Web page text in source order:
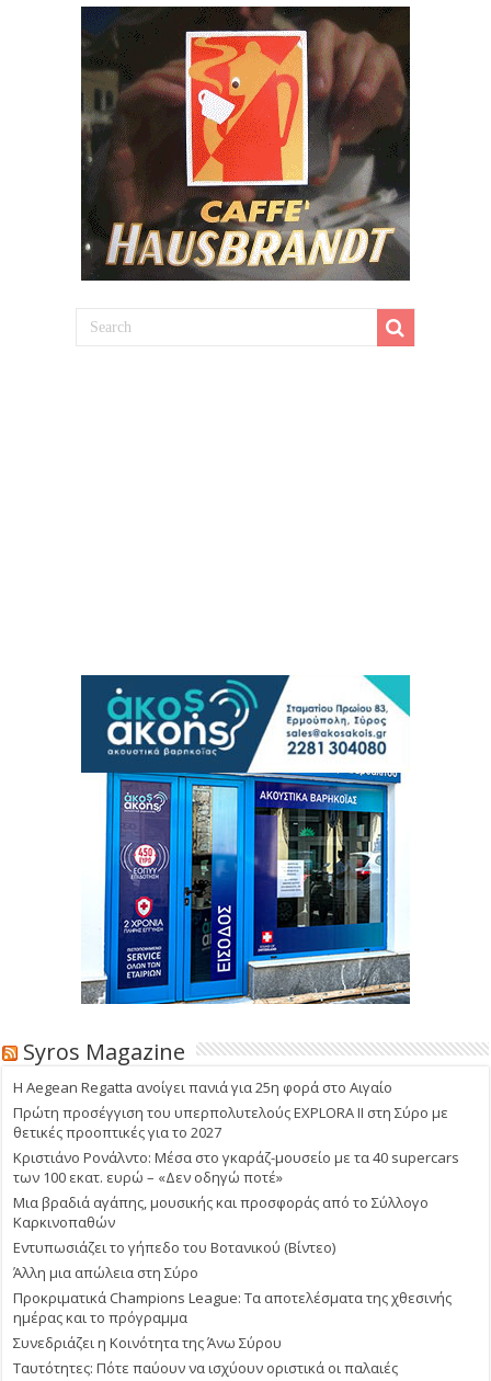
Syros Magazine
Η Aegean Regatta ανοίγει πανιά για 25η φορά στο Αιγαίο
Πρώτη προσέγγιση του υπερπολυτελούς EXPLORA II στη Σύρο με
θετικές προοπτικές για το 2027
Κριστιάνο Ρονάλντο: Μέσα στο γκαράζ-μουσείο με τα 40 supercars
των 100 εκατ. ευρώ – «Δεν οδηγώ ποτέ»
Μια βραδιά αγάπης, μουσικής και προσφοράς από το Σύλλογο
Καρκινοπαθών
Εντυπωσιάζει το γήπεδο του Βοτανικού (Βίντεο)
Άλλη μια απώλεια στη Σύρο
Προκριματικά Champions League: Τα αποτελέσματα της χθεσινής
ημέρας και το πρόγραμμα
Συνεδριάζει η Κοινότητα της Άνω Σύρου
Ταυτότητες: Πότε παύουν να ισχύουν οριστικά οι παλαιές